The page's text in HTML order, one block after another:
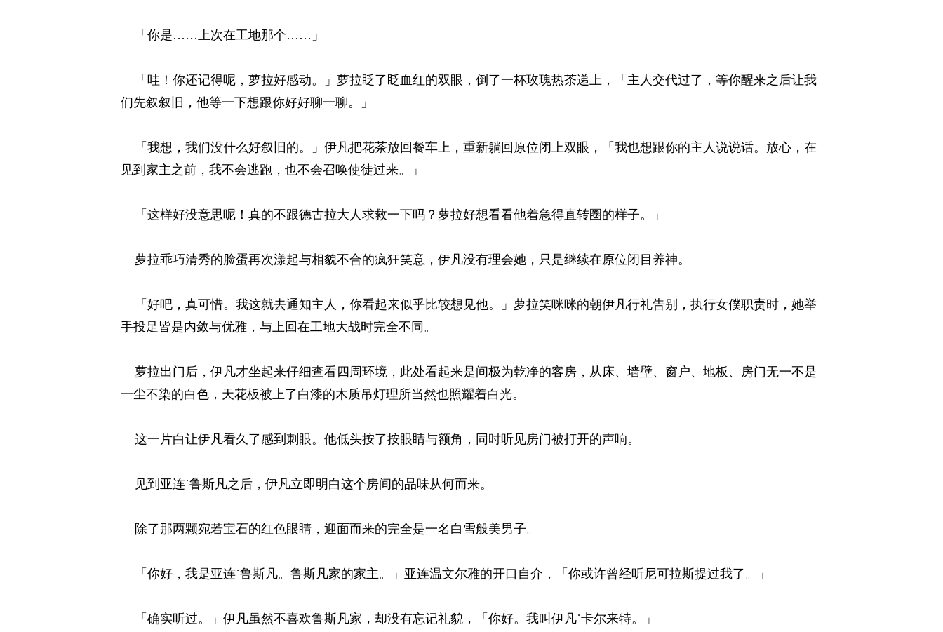
「你是……上次在工地那个……」
「哇！你还记得呢，萝拉好感动。」萝拉眨了眨血红的双眼，倒了一杯玫瑰热茶递上，「主人交代过了，等你醒来之后让我
们先叙叙旧，他等一下想跟你好好聊一聊。」
「我想，我们没什么好叙旧的。」伊凡把花茶放回餐车上，重新躺回原位闭上双眼，「我也想跟你的主人说说话。放心，在
见到家主之前，我不会逃跑，也不会召唤使徒过来。」
「这样好没意思呢！真的不跟德古拉大人求救一下吗？萝拉好想看看他着急得直转圈的样子。」
萝拉乖巧清秀的脸蛋再次漾起与相貌不合的疯狂笑意，伊凡没有理会她，只是继续在原位闭目养神。
「好吧，真可惜。我这就去通知主人，你看起来似乎比较想见他。」萝拉笑咪咪的朝伊凡行礼告别，执行女僕职责时，她举
手投足皆是内敛与优雅，与上回在工地大战时完全不同。
萝拉出门后，伊凡才坐起来仔细查看四周环境，此处看起来是间极为乾净的客房，从床、墙壁、窗户、地板、房门无一不是
一尘不染的白色，天花板被上了白漆的木质吊灯理所当然也照耀着白光。
这一片白让伊凡看久了感到刺眼。他低头按了按眼睛与额角，同时听见房门被打开的声响。
见到亚连˙鲁斯凡之后，伊凡立即明白这个房间的品味从何而来。
除了那两颗宛若宝石的红色眼睛，迎面而来的完全是一名白雪般美男子。
「你好，我是亚连˙鲁斯凡。鲁斯凡家的家主。」亚连温文尔雅的开口自介，「你或许曾经听尼可拉斯提过我了。」
「确实听过。」伊凡虽然不喜欢鲁斯凡家，却没有忘记礼貌，「你好。我叫伊凡˙卡尔来特。」